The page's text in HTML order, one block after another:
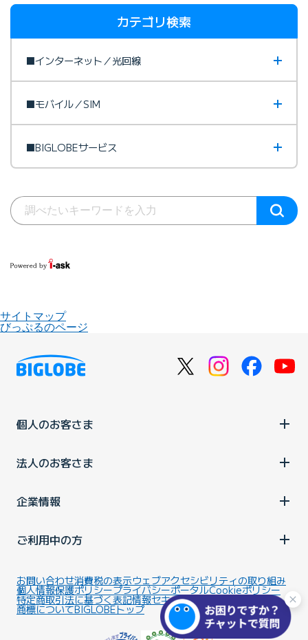
カテゴリ検索
■インターネット／光回線
■モバイル／SIM
■BIGLOBEサービス
サイトマップ
びっぷるのページ
個人のお客さま
法人のお客さま
企業情報
ご利用中の方
お問い合わせ消費税の表示ウェブアクセシビリティの取り組み
個人情報保護ポリシープライバシーポータルCookieポリシー
特定商取引法に基づく表記情報セキュリティ基本方針
商標についてBIGLOBEトップ